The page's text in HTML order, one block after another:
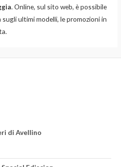
. Online, sul sito web, è possibile
ultimi modelli, le promozioni in
di Avellino